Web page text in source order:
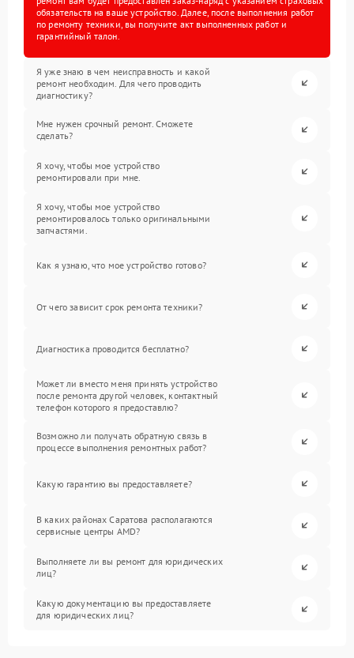
обязательств на ваше устройство. Далее, после выполнения работ
по ремонту техники, вы получите акт выполненных работ и
гарантийный талон.
Я уже знаю в чем неисправность и какой
ремонт необходим. Для чего проводить
диагностику?
Мне нужен срочный ремонт. Сможете
сделать?
Я хочу, чтобы мое устройство
ремонтировали при мне.
Я хочу, чтобы мое устройство
ремонтировалось только оригинальными
запчастями.
Как я узнаю, что мое устройство готово?
От чего зависит срок ремонта техники?
Диагностика проводится бесплатно?
Может ли вместо меня принять устройство
после ремонта другой человек, контактный
телефон которого я предоставлю?
Возможно ли получать обратную связь в
процессе выполнения ремонтных работ?
Какую гарантию вы предоставляете?
В каких районах Саратова располагаются
сервисные центры AMD?
Выполняете ли вы ремонт для юридических
лиц?
Какую документацию вы предоставляете
для юридических лиц?